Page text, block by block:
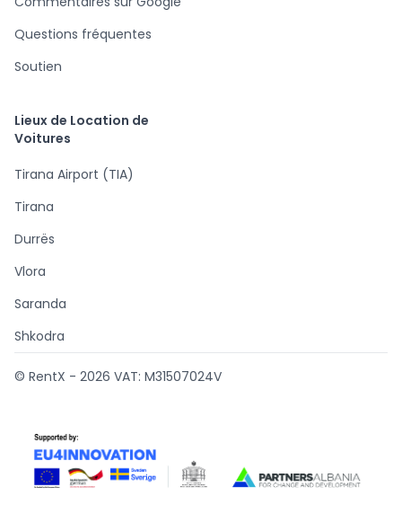
Questions fréquentes
Soutien
Lieux de Location de
Voitures
Tirana Airport (TIA)
Tirana
Durrës
Vlora
Saranda
Shkodra
© RentX - 2026 VAT: M31507024V